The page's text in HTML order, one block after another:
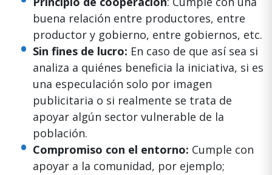
buena relación entre productores, entre
productor y gobierno, entre gobiernos, etc.
Sin fines de lucro: En caso de que así sea si
analiza a quiénes beneficia la iniciativa, si es
una especulación solo por imagen
publicitaria o si realmente se trata de
apoyar algún sector vulnerable de la
población.
Compromiso con el entorno: Cumple con
apoyar a la comunidad, por ejemplo;